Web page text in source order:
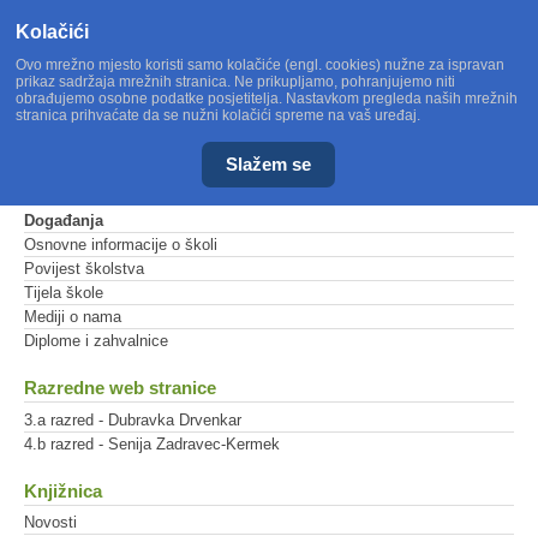
Događanja
Osnovne informacije o školi
Povijest školstva
Tijela škole
Mediji o nama
Diplome i zahvalnice
Razredne web stranice
3.a razred - Dubravka Drvenkar
4.b razred - Senija Zadravec-Kermek
Knjižnica
Novosti
Kolačići
Ovo mrežno mjesto koristi samo kolačiće (engl. cookies) nužne za ispravan
prikaz sadržaja mrežnih stranica. Ne prikupljamo, pohranjujemo niti
obrađujemo osobne podatke posjetitelja. Nastavkom pregleda naših mrežnih
stranica prihvaćate da se nužni kolačići spreme na vaš uređaj.
Slažem se